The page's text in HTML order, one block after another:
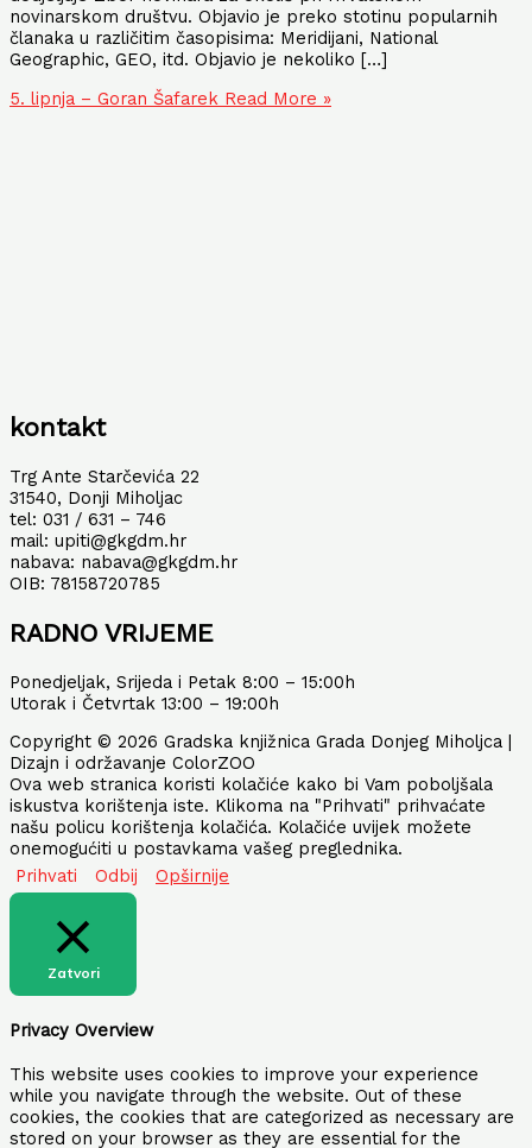
novinarskom društvu. Objavio je preko stotinu popularnih
članaka u različitim časopisima: Meridijani, National
Geographic, GEO, itd. Objavio je nekoliko […]
5. lipnja – Goran Šafarek Read More »
kontakt
Trg Ante Starčevića 22
31540, Donji Miholjac
tel: 031 / 631 – 746
mail: upiti@gkgdm.hr
nabava: nabava@gkgdm.hr
OIB: 78158720785
RADNO VRIJEME
Ponedjeljak, Srijeda i Petak 8:00 – 15:00h
Utorak i Četvrtak 13:00 – 19:00h
Copyright © 2026 Gradska knjižnica Grada Donjeg Miholjca |
Dizajn i održavanje ColorZOO
Ova web stranica koristi kolačiće kako bi Vam poboljšala
iskustva korištenja iste. Klikoma na "Prihvati" prihvaćate
našu policu korištenja kolačića. Kolačiće uvijek možete
onemogućiti u postavkama vašeg preglednika.
Prihvati
Odbij Opširnije
Zatvori
Privacy Overview
This website uses cookies to improve your experience
while you navigate through the website. Out of these
cookies, the cookies that are categorized as necessary are
stored on your browser as they are essential for the